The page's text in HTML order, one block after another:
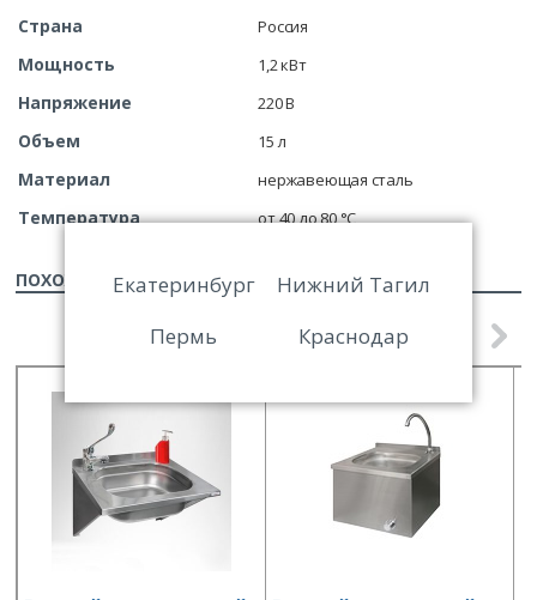
Страна Россия
Мощность 1,2 кВт
Напряжение 220 В
Объем 15 л
Материал нержавеющая сталь
Температура от 40 до 80 °C
ПОХОЖИЕ ТОВАРЫЕкатеринбург
Нижний Тагил
Пермь
Краснодар